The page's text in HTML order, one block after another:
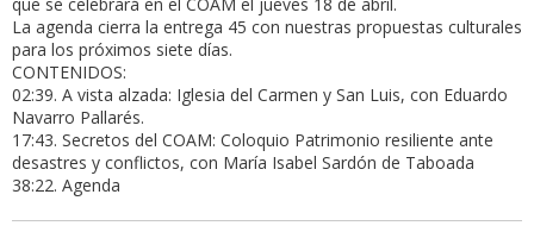
La agenda cierra la entrega 45 con nuestras propuestas culturales
para los próximos siete días.
CONTENIDOS:
02:39. A vista alzada: Iglesia del Carmen y San Luis, con Eduardo
Navarro Pallarés.
17:43. Secretos del COAM: Coloquio Patrimonio resiliente ante
desastres y conflictos, con María Isabel Sardón de Taboada
38:22. Agenda